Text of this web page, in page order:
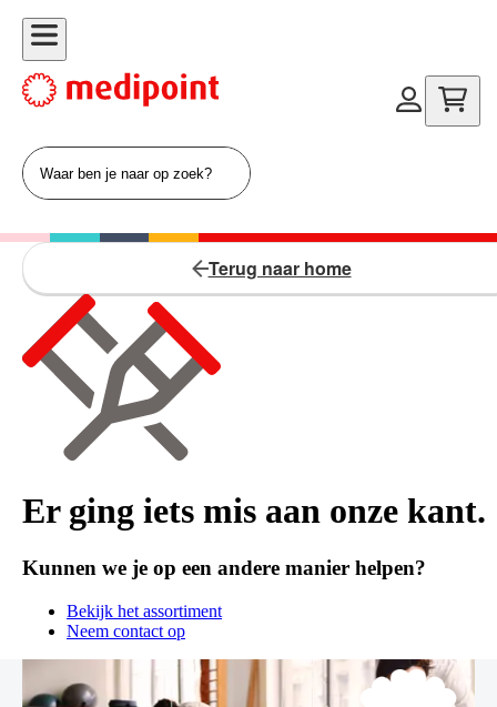
Terug naar home
Er ging iets mis aan onze kant.
Kunnen we je op een andere manier helpen?
Bekijk het assortiment
Neem contact op